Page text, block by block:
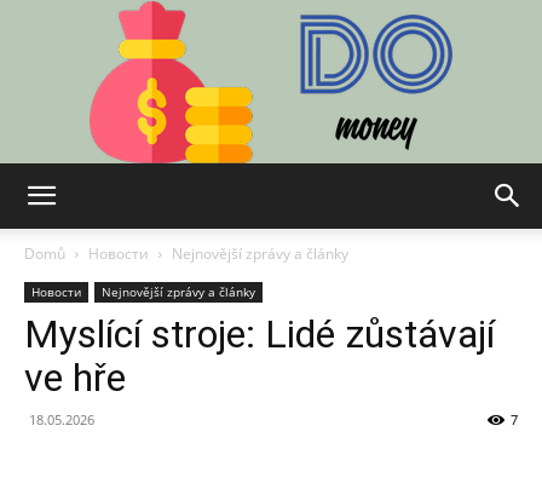
Finance,
Domů Новости Nejnovější zprávy a články
Новости Nejnovější zprávy a články
Myslící stroje: Lidé zůstávají
ve hře
18.05.2026 7